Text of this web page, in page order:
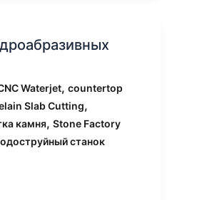
Waterjet, countertop
Slab Cutting,
камня, Stone Factory
станок